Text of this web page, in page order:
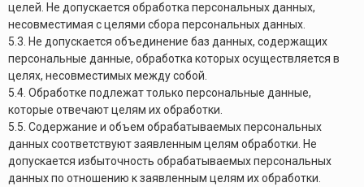
целей. Не допускается обработка персональных данных,
несовместимая с целями сбора персональных данных.
5.3. Не допускается объединение баз данных, содержащих
персональные данные, обработка которых осуществляется в
целях, несовместимых между собой.
5.4. Обработке подлежат только персональные данные,
которые отвечают целям их обработки.
5.5. Содержание и объем обрабатываемых персональных
данных соответствуют заявленным целям обработки. Не
допускается избыточность обрабатываемых персональных
данных по отношению к заявленным целям их обработки.